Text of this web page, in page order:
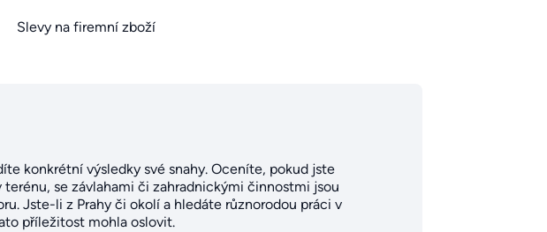
Slevy na firemní zboží
konkrétní výsledky své snahy. Oceníte, pokud jste
se závlahami či zahradnickými činnostmi jsou
Jste-li z Prahy či okolí a hledáte různorodou práci v
příležitost mohla oslovit.